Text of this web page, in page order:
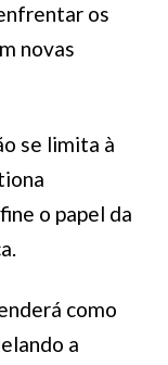
os
novas
se limita à
o papel da
como
a